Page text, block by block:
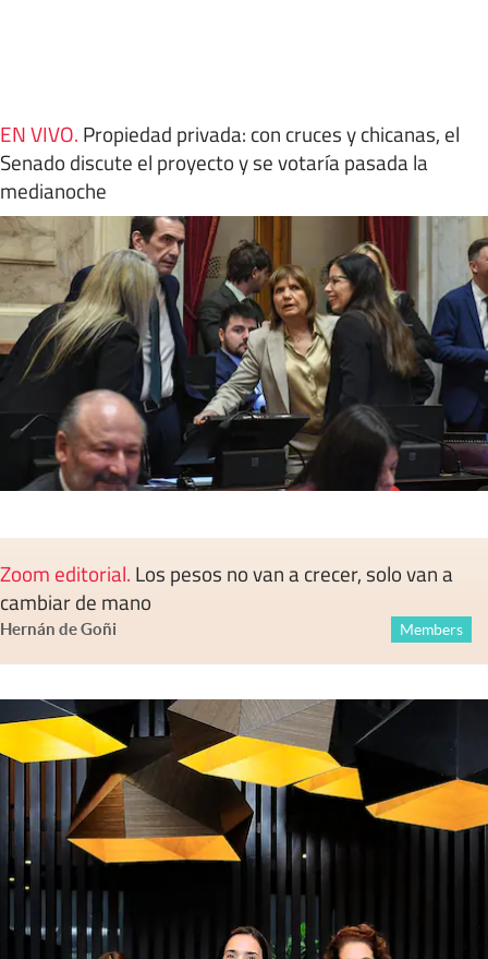
EN VIVO. Propiedad privada: con cruces y chicanas, el
Senado discute el proyecto y se votaría pasada la
medianoche
Zoom editorial. Los pesos no van a crecer, solo van a
cambiar de mano
Hernán de Goñi Members